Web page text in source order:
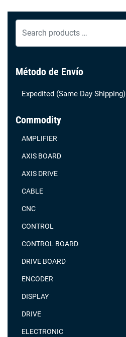
products
Método de Envío
Expedited (Same Day Shipping)
Commodity
AMPLIFIER
AXIS BOARD
AXIS DRIVE
CABLE
CNC
CONTROL
CONTROL BOARD
DRIVE BOARD
ENCODER
DISPLAY
DRIVE
ELECTRONIC